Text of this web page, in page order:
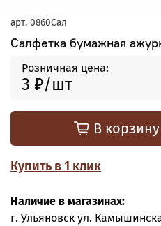
арт. 0860Сал
Салфетка бумажная
Розничная цена:
3 ₽
В корзину
Купить в 1 клик
Наличие в магазинах:
г. Ульяновск ул.